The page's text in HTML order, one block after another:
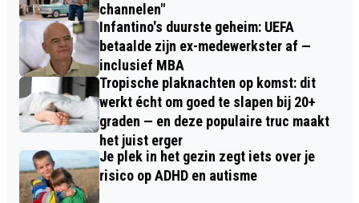
channelen"
Infantino's duurste geheim: UEFA
betaalde zijn ex-medewerkster af —
inclusief MBA
Tropische plaknachten op komst: dit
werkt écht om goed te slapen bij 20+
graden — en deze populaire truc maakt
het juist erger
Je plek in het gezin zegt iets over je
risico op ADHD en autisme